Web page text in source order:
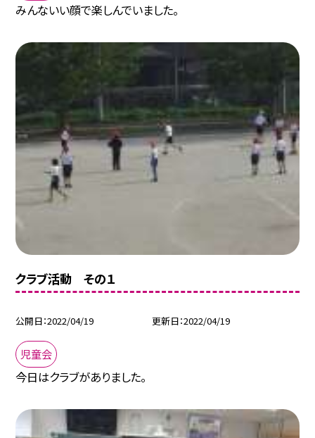
みんないい顔で楽しんでいました。
クラブ活動 その１
公開日 2022/04/19 更新日 2022/04/19
児童会
今日はクラブがありました。